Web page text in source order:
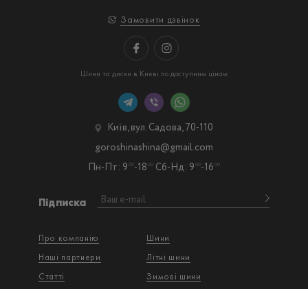
Замовити дзвінок
Шини та диски в Києві по доступним цінам
Про компанію
Наші партнери
Статті
Шини
Літні шини
Зимові шини
Підписка
Київ, вул. Садова, 70-110
Пн-Пт: 9 00-18 00 Сб-Нд: 9 00-16 00
goroshinashina@gmail.com